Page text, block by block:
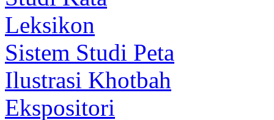
Leksikon
Sistem Studi Peta
Ilustrasi Khotbah
Ekspositori